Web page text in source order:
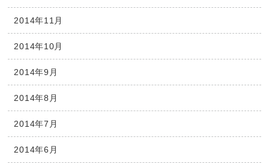
2014年11月
2014年10月
2014年9月
2014年8月
2014年7月
2014年6月